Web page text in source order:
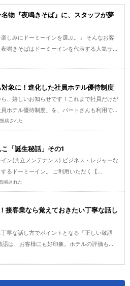
名物『夜鳴きそば』に、スタッフが夢
楽しみにドーミーインを選ぶ。」 そんなお客
鳴きそばはドーミーインを代表する人気サ...
象に！進化した社員ホテル優待制度
ら、嬉しいお知らせです！これまで社員だけが
ホテル優待制度」を、パートさんも利用で...
稿された
こ「誕生秘話」その1
ン(共立メンテナンス) ビジネス・レジャーな
るドーミーイン。 ご利用いただく【...
稿された
接客業なら覚えておきたい丁寧な話し
寧な話し方でポイントとなる「正しい敬語」
語は、お客様にも好印象。ホテルの評価も...